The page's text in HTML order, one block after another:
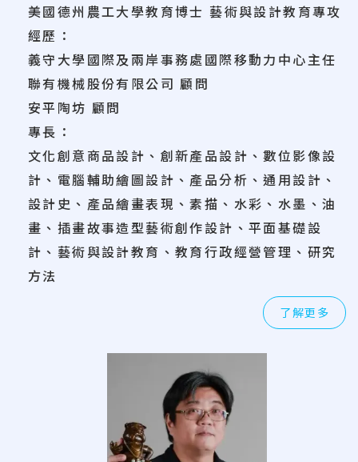
美國德州農工大學教育博士 藝術與設計教育專攻
經歷：
義守大學國際及兩岸事務處國際移動力中心主任
聯有機械股份有限公司 顧問
安平陶坊 顧問
專長：
文化創意商品設計、創新產品設計、數位影像設
計、電腦輔助繪圖設計、產品分析、通用設計、
設計史、產品繪畫表現、素描、水彩、水墨、油
畫、插畫故事造型藝術創作設計、平面基礎設
計、藝術與設計教育、教育行政經營管理、研究
方法
了解更多